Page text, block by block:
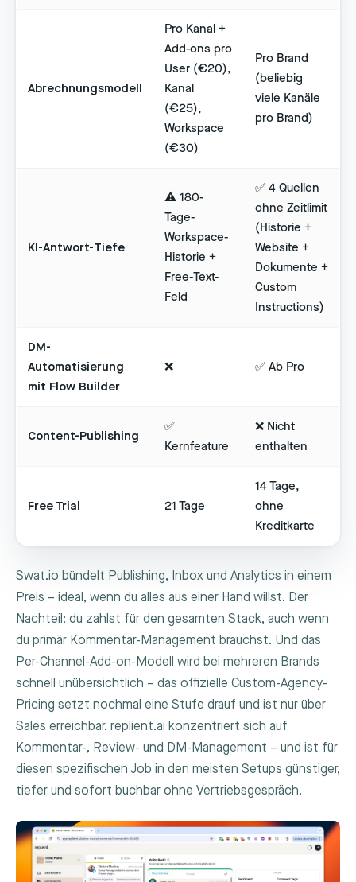
Abrechnungsmodell
Pro Kanal +
Add-ons pro
User (€20),
Kanal
(€25),
Workspace
(€30)
Pro Brand
(beliebig
viele Kanäle
pro Brand)
KI-Antwort-Tiefe
⚠️ 180-
Tage-
Workspace-
Historie +
Free-Text-
Feld
✅ 4 Quellen
ohne Zeitlimit
(Historie +
Website +
Dokumente +
Custom
Instructions)
DM-
Automatisierung
mit Flow Builder
❌ ✅ Ab Pro
Content-Publishing
✅
Kernfeature
❌ Nicht
enthalten
Free Trial 21 Tage
14 Tage,
ohne
Kreditkarte
Swat.io bündelt Publishing, Inbox und Analytics in einem
Preis – ideal, wenn du alles aus einer Hand willst. Der
Nachteil: du zahlst für den gesamten Stack, auch wenn
du primär Kommentar-Management brauchst. Und das
Per-Channel-Add-on-Modell wird bei mehreren Brands
schnell unübersichtlich – das offizielle Custom-Agency-
Pricing setzt nochmal eine Stufe drauf und ist nur über
Sales erreichbar. replient.ai konzentriert sich auf
Kommentar-, Review- und DM-Management – und ist für
diesen spezifischen Job in den meisten Setups günstiger,
tiefer und sofort buchbar ohne Vertriebsgespräch.